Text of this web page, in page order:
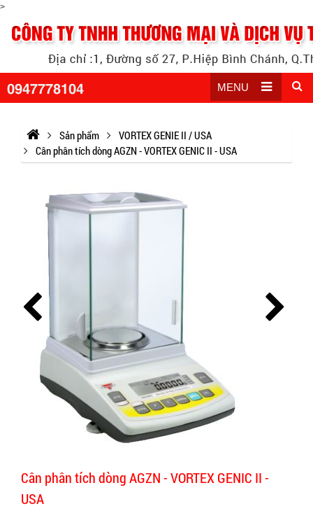
>
0947778104 MENU
Sản phẩm
VORTEX GENIE II / USA
Cân phân tích dòng AGZN - VORTEX GENIC II - USA
Cân phân tích dòng AGZN - VORTEX GENIC II -
USA